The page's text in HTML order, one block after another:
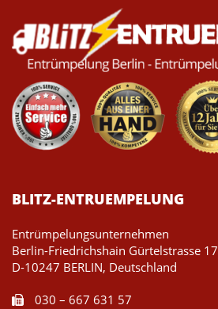
BLITZ-ENTRUEMPELUNG
Entrümpelungsunternehmen
Berlin-Friedrichshain Gürtelstrasse 17
D-10247 BERLIN, Deutschland
030 – 667 631 57